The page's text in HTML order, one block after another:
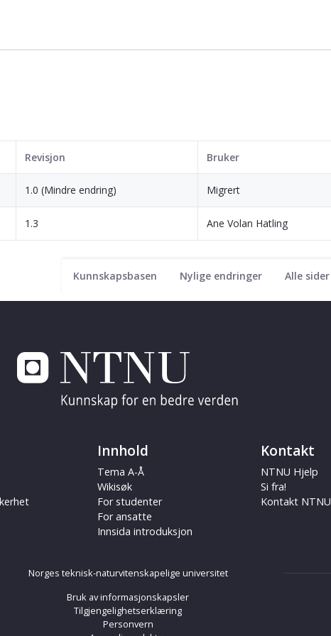
Kunnskapsbasen Nylige endringer Alle sider
Revisjon Bruker
1.0 (Mindre endring) Migrert
1.3 Ane Volan Hatling
Innhold
Tema A-Å
Wikisøk
For studenter
For ansatte
Innsida introduksjon
Kontakt
NTNU Hjelp
Si fra!
Kontakt NTNU
Norges teknisk-naturvitenskapelige universitet
Bruk av informasjonskapsler
Tilgjengelighetserklæring
Personvern